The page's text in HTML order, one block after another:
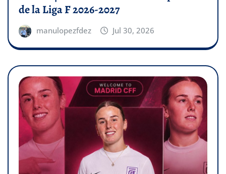
de la Liga F 2026-2027
manulopezfdez Jul 30, 2026